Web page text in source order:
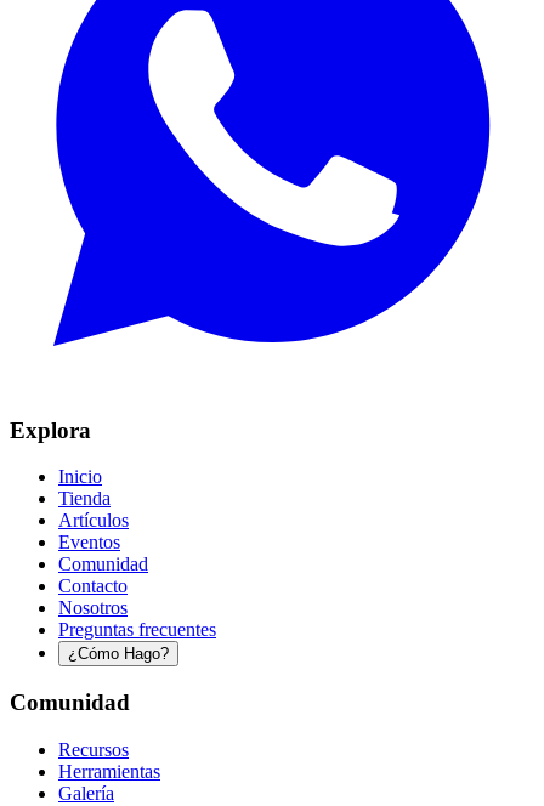
Explora
Inicio
Tienda
Artículos
Eventos
Comunidad
Contacto
Nosotros
Preguntas frecuentes
¿Cómo Hago?
Comunidad
Recursos
Herramientas
Galería